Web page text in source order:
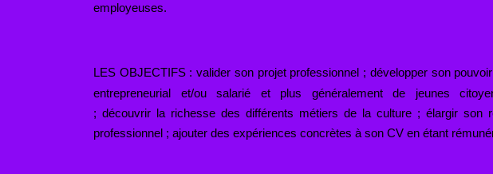
employeuses.
LES OBJECTIFS :valider son projet professionnel ; développer son pouvoir
entrepreneurial et/ou salarié et plus généralement de jeunes
; découvrir la richesse des différents métiers de la culture ; élargir son
professionnel ; ajouter des expériences concrètes à son CV en étant